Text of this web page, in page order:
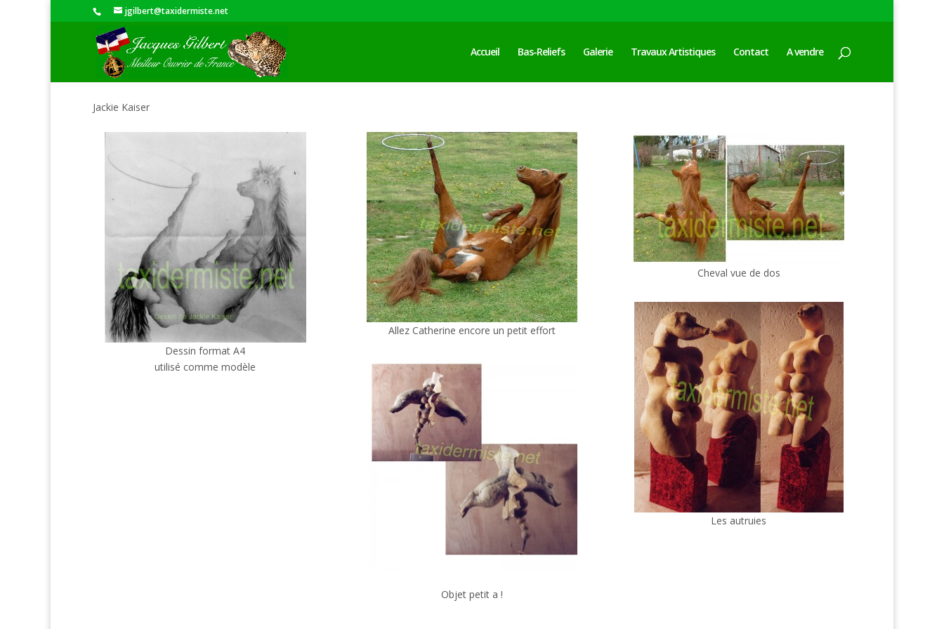
jgilbert@taxidermiste.net
Accueil Bas-Reliefs Galerie Travaux Artistiques Contact A vendre
Jackie Kaiser
Dessin format A4
utilisé comme modèle
Allez Catherine encore un petit effort
Objet petit a !
Cheval vue de dos
Les autruies